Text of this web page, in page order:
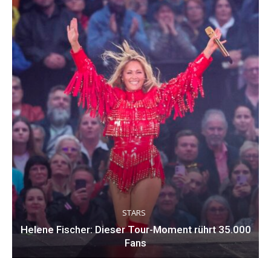
STARS
Helene Fischer: Dieser Tour-Moment rührt 35.000
Fans